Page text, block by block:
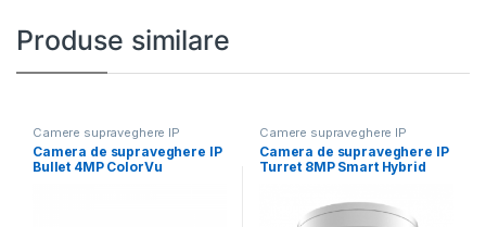
Produse similare
Camere supraveghere IP
Camera de supraveghere IP
Bullet 4MP ColorVu
Camere supraveghere IP
Camera de supraveghere IP
Turret 8MP Smart Hybrid